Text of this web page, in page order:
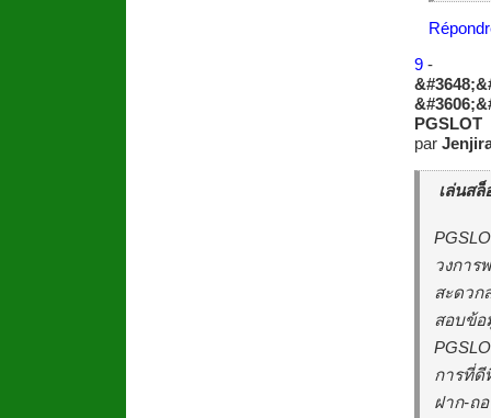
9-
PGSLOT
par
เล่นส
วงการ
สะดวก
สอบข้อ
การที่ดี
ฝาก-ถ